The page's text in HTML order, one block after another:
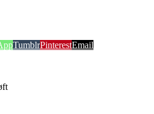
TumblrPinterestEmail